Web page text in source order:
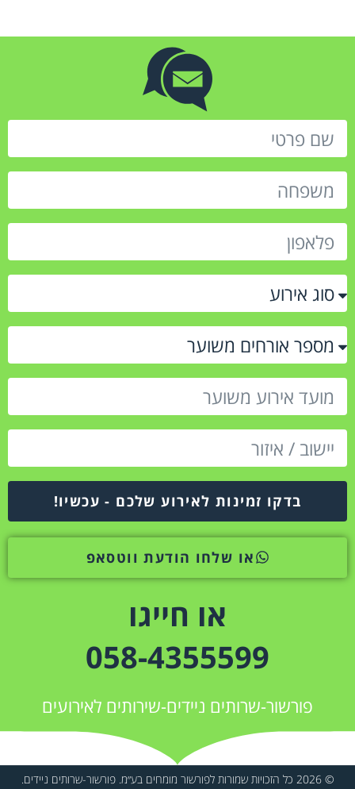
בדקו זמינות לאירוע שלכם - עכשיו!
או שלחו הודעת ווטסאפ
או חייגו
058-4355599
פורשור-שרותים ניידים-שירותים לאירועים
© 2026 כל הזכויות שמורות לפורשור מומחים בע״מ. פורשור-שרותים ניידים.